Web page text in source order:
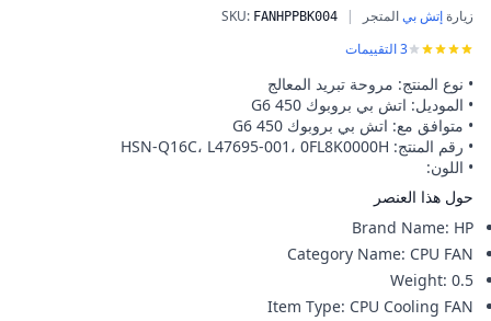
مروحة تبريد المعالج اتش بي بروبوك 450 G6 L47695-001
زيارةإتش بيالمتجر |
SKU: FANHPPBK004
3التقييمات
• نوع المنتج: مروحة تبريد المعالج
• الموديل: اتش بي بروبوك 450 G6
• متوافق مع: اتش بي بروبوك 450 G6
• رقم المنتج: HSN-Q16C، L47695-001، 0FL8K0000H
• اللون:
حول هذا العنصر
Brand Name: HP
Category Name: CPU FAN
Weight: 0.5
Item Type: CPU Cooling FAN